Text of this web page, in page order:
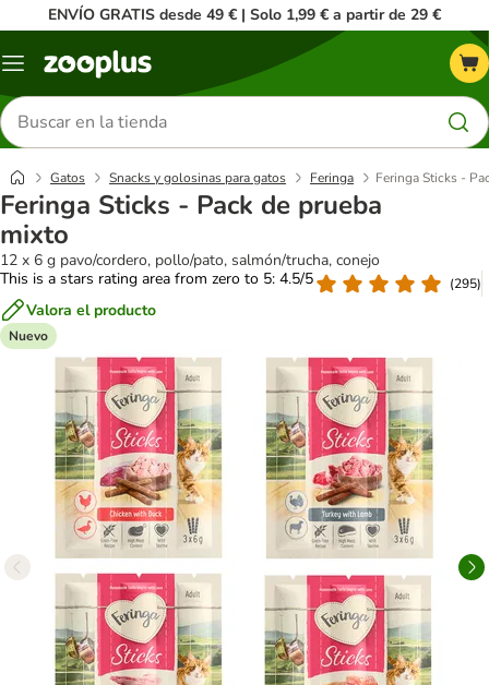
ENVÍO GRATIS desde 49 € | Solo 1,99 € a partir de 29 €
Menú
Buscar
productos
Gatos Snacks y golosinas para gatos Feringa Feringa Sticks -
Feringa Sticks - Pack de prueba
mixto
12 x 6 g pavo/cordero, pollo/pato, salmón/trucha, conejo
This is a stars rating area from zero to 5: 4.5/5
(295)
Valora el producto
Nuevo